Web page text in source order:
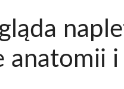
anatomii